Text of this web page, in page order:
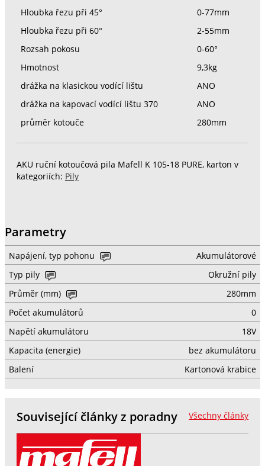
Hloubka řezu při 45°
0-77mm
Hloubka řezu při 60°
2-55mm
Rozsah pokosu
0-60°
Hmotnost
9,3kg
drážka na klasickou vodící lištu
ANO
drážka na kapovací vodící lištu 370
ANO
průměr kotouče
280mm
AKU ruční kotoučová pila Mafell K 105-18 PURE, karton v
kategoriích: Pily
Parametry
Napájení, typ pohonu
Akumulátorové
Typ pily
Okružní pily
Průměr (mm)
280mm
Počet akumulátorů
0
Napětí akumulátoru
18V
Kapacita (energie)
bez akumulátoru
Balení
Kartonová krabice
Všechny články
Související články z poradny